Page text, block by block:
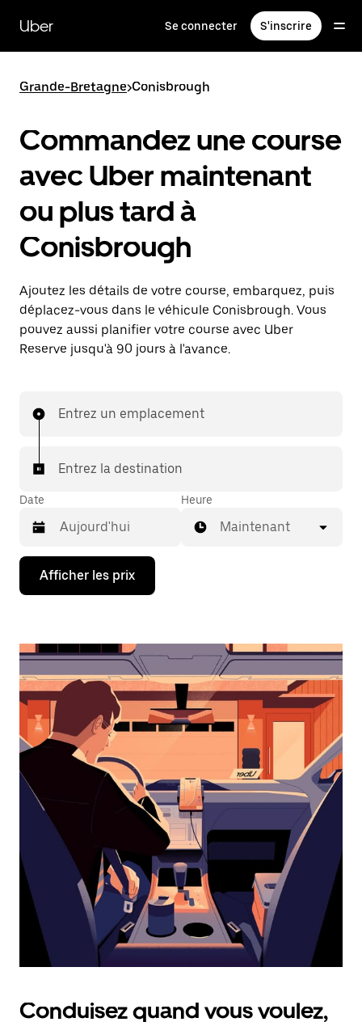
contenu
principal
Uber Se connecter S'inscrire
Grande-Bretagne>Conisbrough
Commandez une course
avec Uber maintenant
ou plus tard à
Conisbrough
Ajoutez les détails de votre course, embarquez, puis
déplacez-vous dans le véhicule Conisbrough. Vous
pouvez aussi planifier votre course avec Uber
Reserve jusqu'à 90 jours à l'avance.
Entrez un emplacement
Entrez la destination
Date
Appuyez
la
bas
interagir
avec
calendrier
et
sélectionner
une
date.
Appuyez
d'échappement
pour
fermer
calendrier.
Heure
Maintenant
Afficher les prix
Conduisez quand vous voulez,